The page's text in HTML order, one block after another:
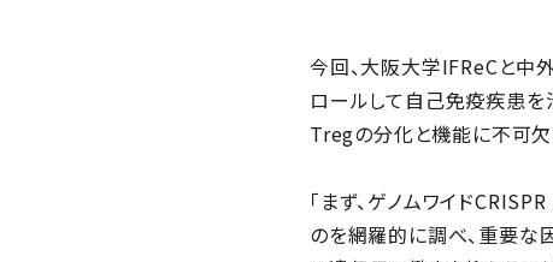
今回、大阪大学IFReCと中
ロールして自己免疫疾患を
Tregの分化と機能に不可欠
「まず、ゲノムワイド
のを網羅的に調べ、重要な